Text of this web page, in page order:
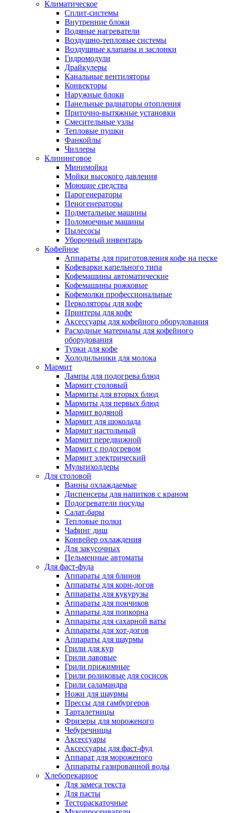
Климатическое
Сплит-системы
Внутренние блоки
Водяные нагреватели
Воздушно-тепловые системы
Воздушные клапаны и заслонки
Гидромодули
Драйкулеры
Канальные вентиляторы
Конвекторы
Наружные блоки
Панельные радиаторы отопления
Приточно-вытяжные установки
Смесительные узлы
Тепловые пушки
Фанкойлы
Чиллеры
Клининговое
Минимойки
Мойки высокого давления
Моющие средства
Парогенераторы
Пеногенераторы
Подметальные машины
Поломоечные машины
Пылесосы
Уборочный инвентарь
Кофейное
Аппараты для приготовления кофе на песке
Кофеварки капельного типа
Кофемашины автоматические
Кофемашины рожковые
Кофемолки профессиональные
Перколяторы для кофе
Принтеры для кофе
Аксессуары для кофейного оборудования
Расходные материалы для кофейного
оборудования
Турки для кофе
Холодильники для молока
Мармит
Лампы для подогрева блюд
Мармит столовый
Мармиты для вторых блюд
Мармиты для первых блюд
Мармит водяной
Мармит для шоколада
Мармит настольный
Мармит передвижной
Мармит с подогревом
Мармит электрический
Мультихолдеры
Для столовой
Ванны охлаждаемые
Диспенсеры для напитков с краном
Подогреватели посуды
Салат-бары
Тепловые полки
Чафинг диш
Конвейер охлаждения
Для закусочных
Пельменные автоматы
Для фаст-фуда
Аппараты для блинов
Аппараты для корн-догов
Аппараты для кукурузы
Аппараты для пончиков
Аппараты для попкорна
Аппараты для сахарной ваты
Аппараты для хот-догов
Аппараты для шаурмы
Грили для кур
Грили лавовые
Грили прижимные
Грили роликовые для сосисок
Грили саламандра
Ножи для шаурмы
Прессы для гамбургеров
Тарталетницы
Фризеры для мороженого
Чебуречницы
Аксессуары
Аксессуары для фаст-фуд
Аппарат для мороженого
Аппараты газированной воды
Хлебопекарное
Для замеса текста
Для пасты
Тестораскаточные